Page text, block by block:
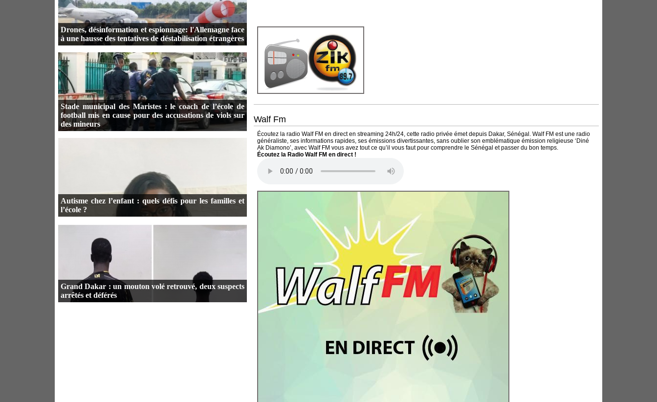
Drones, désinformation et espionnage: l'Allemagne face
à une hausse des tentatives de déstabilisation étrangères
Stade municipal des Maristes : le coach de l’école de
football mis en cause pour des accusations de viols sur
des mineurs
Autisme chez l’enfant : quels défis pour les familles et
l’école ?
Grand Dakar : un mouton volé retrouvé, deux suspects
arrêtés et déférés
Walf Fm
Écoutez la radio Walf FM en direct en streaming 24h/24, cette radio privée émet depuis Dakar, Sénégal. Walf FM est une radio
généraliste, ses informations rapides, ses émissions divertissantes, sans oublier son emblématique émission religieuse ‘Diné
Ak Diamono’, avec Walf FM vous avez tout ce qu’il vous faut pour comprendre le Sénégal et passer du bon temps.
Écoutez la Radio Walf FM en direct !